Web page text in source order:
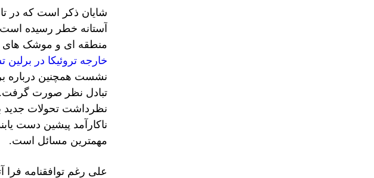
شایان ذکر است که در تاریخ 19 نوامبر 2020
آستانه خطر رسیده است.
منطقه ای و موشک های
خارجه تروئیکا در
نشست همچنین درباره
تبادل نظر صورت گرفت.
نظرداشت تحولات جدید
ناکارآمد پیشین دست
مهمترین مسائل است.
علی رغم توافقنامه